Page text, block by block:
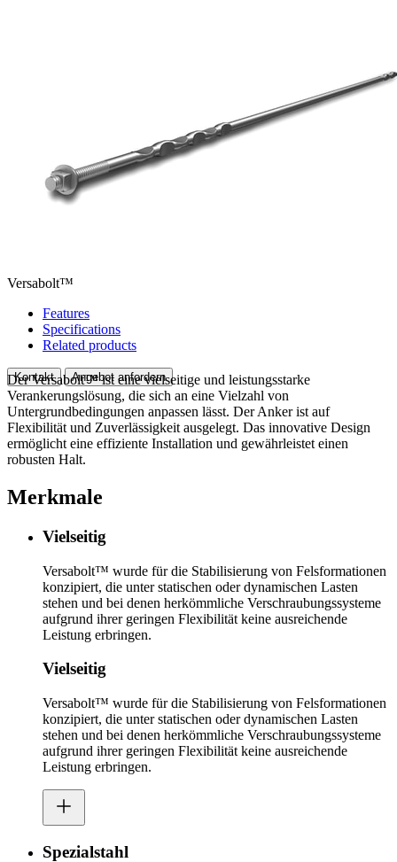
Versabolt™
Features
Specifications
Related products
Kontakt Angebot anfordern
Der Versabolt™ ist eine vielseitige und leistungsstarke
Verankerungslösung, die sich an eine Vielzahl von
Untergrundbedingungen anpassen lässt. Der Anker ist auf
Flexibilität und Zuverlässigkeit ausgelegt. Das innovative Design
ermöglicht eine effiziente Installation und gewährleistet einen
robusten Halt.
Merkmale
Vielseitig
Versabolt™ wurde für die Stabilisierung von Felsformationen
konzipiert, die unter statischen oder dynamischen Lasten
stehen und bei denen herkömmliche Verschraubungssysteme
aufgrund ihrer geringen Flexibilität keine ausreichende
Leistung erbringen.
Vielseitig
Versabolt™ wurde für die Stabilisierung von Felsformationen
konzipiert, die unter statischen oder dynamischen Lasten
stehen und bei denen herkömmliche Verschraubungssysteme
aufgrund ihrer geringen Flexibilität keine ausreichende
Leistung erbringen.
Spezialstahl